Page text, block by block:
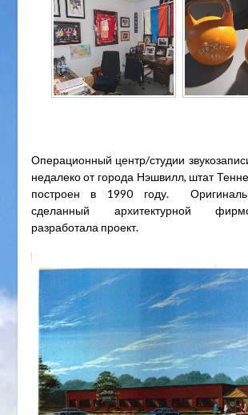
Операционный центр/студии
недалеко от города Нэшвилл, штат
построен в 1990 году.
сделанный архитектурной
разработала проект.